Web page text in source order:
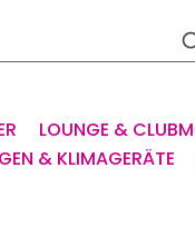
LOUNGE &
& KLIMAGERÄTE